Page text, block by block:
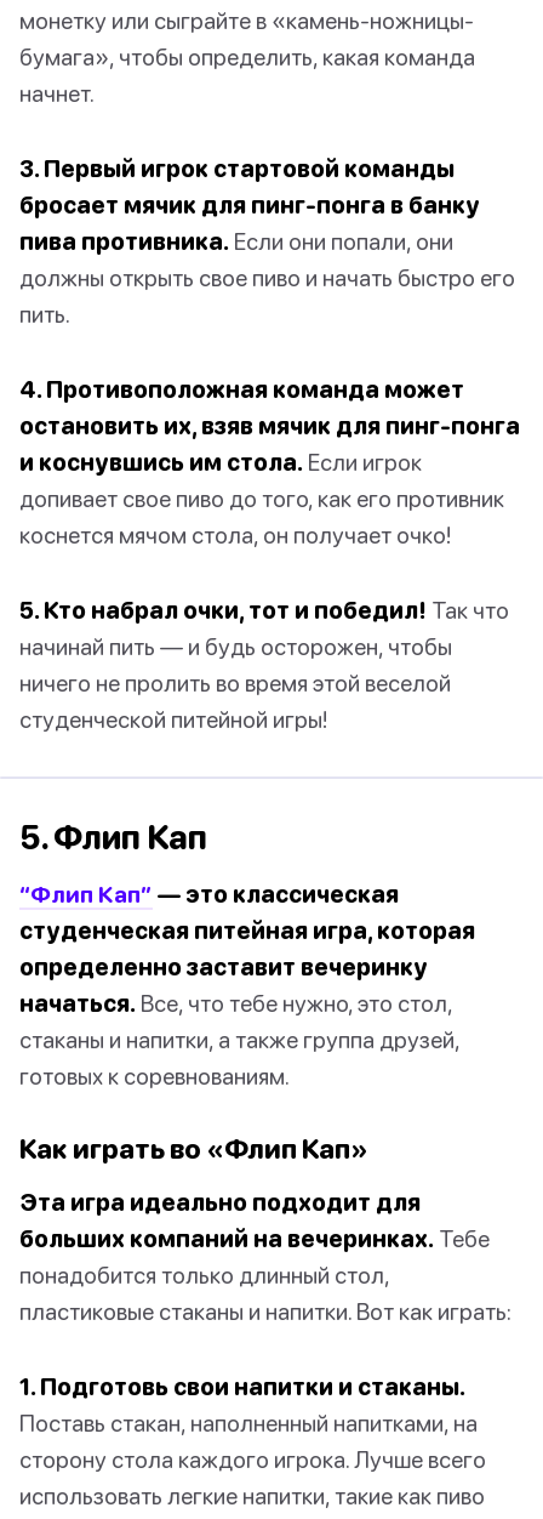
монетку или сыграйте в «камень-ножницы-
бумага», чтобы определить, какая команда
начнет.
3. Первый игрок стартовой команды
бросает мячик для пинг-понга в банку
пива противника. Если они попали, они
должны открыть свое пиво и начать быстро его
пить.
4. Противоположная команда может
остановить их, взяв мячик для пинг-понга
и коснувшись им стола. Если игрок
допивает свое пиво до того, как его противник
коснется мячом стола, он получает очко!
5. Кто набрал очки, тот и победил! Так что
начинай пить — и будь осторожен, чтобы
ничего не пролить во время этой веселой
студенческой питейной игры!
5. Флип Кап
“Флип Кап” — это классическая
студенческая питейная игра, которая
определенно заставит вечеринку
начаться. Все, что тебе нужно, это стол,
стаканы и напитки, а также группа друзей,
готовых к соревнованиям.
Как играть во «Флип Кап»
Эта игра идеально подходит для
больших компаний на вечеринках. Тебе
понадобится только длинный стол,
пластиковые стаканы и напитки. Вот как играть:
1. Подготовь свои напитки и стаканы.
Поставь стакан, наполненный напитками, на
сторону стола каждого игрока. Лучше всего
использовать легкие напитки, такие как пиво